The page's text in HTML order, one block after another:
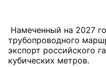
Намеченный на 2027
трубопроводного
экспорт российского
кубических метров.